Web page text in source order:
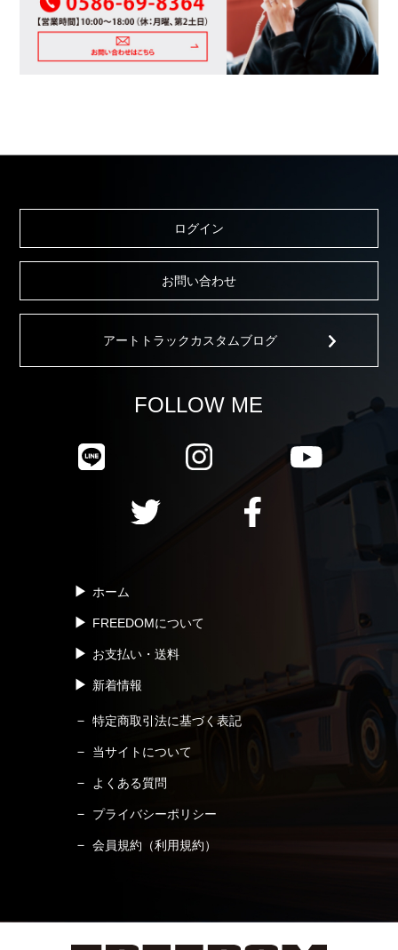
ログイン
お問い合わせ
アートトラックカスタムブログ
FOLLOW ME
ホーム
FREEDOMについて
お支払い・送料
新着情報
特定商取引法に基づく表記
当サイトについて
よくある質問
プライバシーポリシー
会員規約（利用規約）